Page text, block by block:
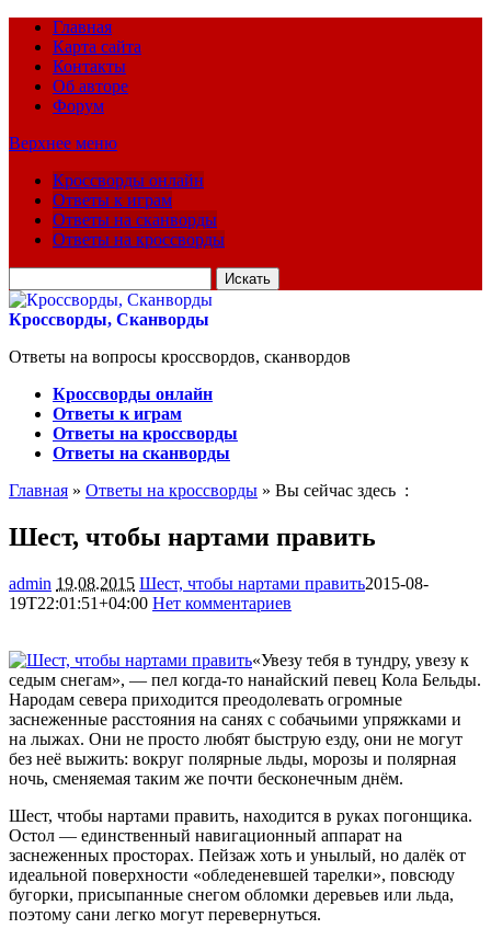
Главная
Карта сайта
Контакты
Об авторе
Форум
Верхнее меню
Кроссворды онлайн
Ответы к играм
Ответы на сканворды
Ответы на кроссворды
для:
Кроссворды, Сканворды
Ответы на вопросы кроссвордов, сканвордов
Кроссворды онлайн
Ответы к играм
Ответы на кроссворды
Ответы на сканворды
Главная » Ответы на кроссворды » Вы сейчас здесь :
Шест, чтобы нартами править
admin 19.08.2015 Шест, чтобы нартами править2015-08-
19T22:01:51+04:00 Нет комментариев
«Увезу тебя в тундру, увезу к
седым снегам», — пел когда-то нанайский певец Кола Бельды.
Народам севера приходится преодолевать огромные
заснеженные расстояния на санях с собачьими упряжками и
на лыжах. Они не просто любят быструю езду, они не могут
без неё выжить: вокруг полярные льды, морозы и полярная
ночь, сменяемая таким же почти бесконечным днём.
Шест, чтобы нартами править, находится в руках погонщика.
Остол — единственный навигационный аппарат на
заснеженных просторах. Пейзаж хоть и унылый, но далёк от
идеальной поверхности «обледеневшей тарелки», повсюду
бугорки, присыпанные снегом обломки деревьев или льда,
поэтому сани легко могут перевернуться.